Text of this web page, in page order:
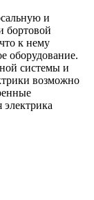
и
бортовой
к нему
оборудование.
системы и
возможно